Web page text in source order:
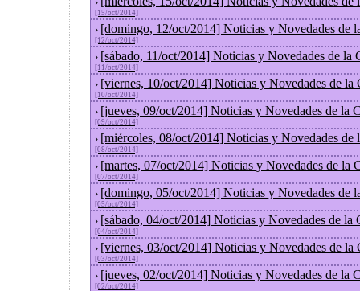
[15/oct/2014]
› [domingo, 12/oct/2014] Noticias y Novedades de
[12/oct/2014]
› [sábado, 11/oct/2014] Noticias y Novedades de la
[11/oct/2014]
› [viernes, 10/oct/2014] Noticias y Novedades de la
[10/oct/2014]
› [jueves, 09/oct/2014] Noticias y Novedades de la
[09/oct/2014]
› [miércoles, 08/oct/2014] Noticias y Novedades de
[08/oct/2014]
› [martes, 07/oct/2014] Noticias y Novedades de la
[07/oct/2014]
› [domingo, 05/oct/2014] Noticias y Novedades de
[05/oct/2014]
› [sábado, 04/oct/2014] Noticias y Novedades de la
[04/oct/2014]
› [viernes, 03/oct/2014] Noticias y Novedades de la
[03/oct/2014]
› [jueves, 02/oct/2014] Noticias y Novedades de la
[02/oct/2014]